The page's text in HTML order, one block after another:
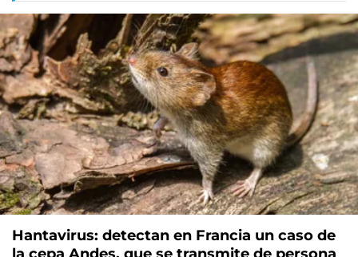
Hantavirus: detectan en Francia un caso de